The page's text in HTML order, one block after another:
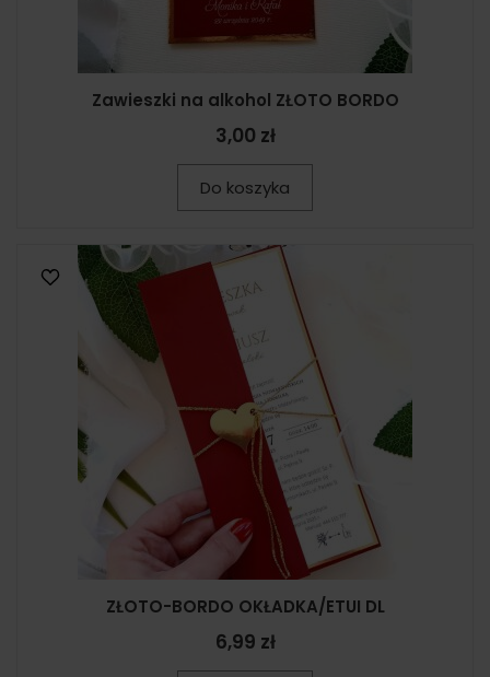
Zawieszki na alkohol ZŁOTO BORDO
3,00 zł
Do koszyka
ZŁOTO-BORDO OKŁADKA/ETUI DL
6,99 zł